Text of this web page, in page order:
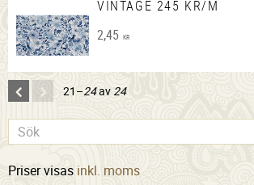
VINTAGE 245 KR/M
2,45 KR
21–24av24
Priser visas inkl. moms